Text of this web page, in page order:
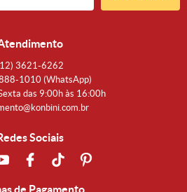
3621-6262
1010 (WhatsApp)
das 9:00h às 16:00h
Sociais
de Pagamento